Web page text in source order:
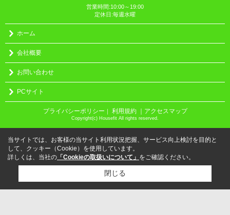
営業時間:10:00～19:00
定休日:毎週水曜
ホーム
会社概要
お問い合わせ
PCサイト
プライバシーポリシー 利用規約 ｜アクセスマップ
Copyright(c) Housefit All rights reserved.
当サイトでは、お客様の当サイト利用状況把握、サービス向上検討を目的と
して、クッキー（Cookie）を使用しています。
詳しくは、当社の 「Cookieの取扱いについて」 をご確認ください。
閉じる